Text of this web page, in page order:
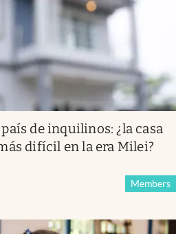
de inquilinos: ¿la casa
difícil en la era Milei?
Members